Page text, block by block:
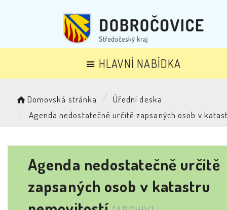
HLAVNÍ NABÍDKA
Domovská stránka
Úřední deska
Agenda nedostatečně určitě zapsaných osob v
Agenda nedostatečně určitě
zapsaných osob v katastru